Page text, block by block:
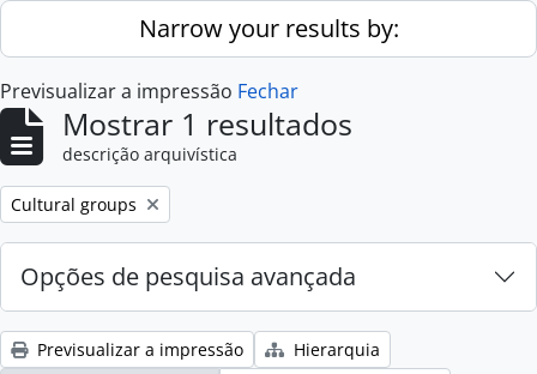
Skip to main contentNarrow your results by:
Previsualizar a impressão Fechar
Mostrar 1 resultados
descrição arquivística
Remove filter:
Cultural groups
Opções de pesquisa avançada
Previsualizar a impressão
Hierarquia